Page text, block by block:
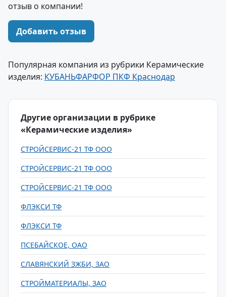
отзыв о компании!
Добавить отзыв
Популярная компания из рубрики Керамические
изделия: КУБАНЬФАРФОР ПКФ Краснодар
Другие организации в рубрике
«Керамические изделия»
СТРОЙСЕРВИС-21 ТФ ООО
СТРОЙСЕРВИС-21 ТФ ООО
СТРОЙСЕРВИС-21 ТФ ООО
ФЛЭКСИ ТФ
ФЛЭКСИ ТФ
ПСЕБАЙСКОЕ, ОАО
СЛАВЯНСКИЙ ЗЖБИ, ЗАО
СТРОЙМАТЕРИАЛЫ, ЗАО